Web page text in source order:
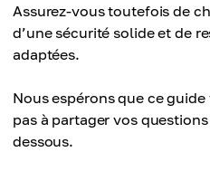
Assurez-vous toutefois de
d’une sécurité solide et de
adaptées.
Nous espérons que ce
pas à partager vos
dessous.